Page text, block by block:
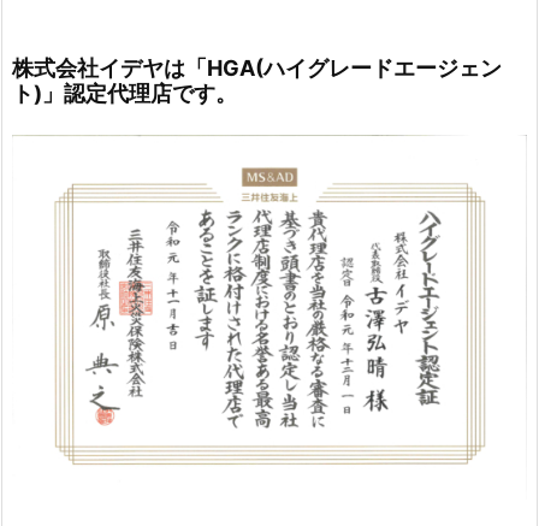
株式会社イデヤは「HGA(ハイグレードエージェン
ト)」認定代理店です。